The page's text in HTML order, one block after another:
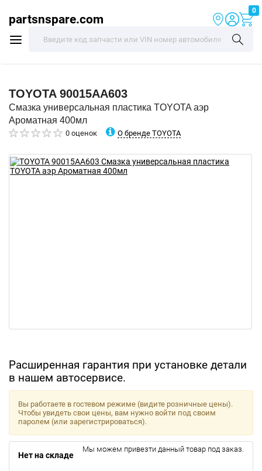
partsnspare.com
0
TOYOTA 90015AA603
Смазка универсальная пластика TOYOTA аэр
Ароматная 400мл
0 оценок О бренде TOYOTA
Расширенная гарантия при установке детали
в нашем автосервисе.
Вы работаете в гостевом режиме (видите розничные цены).
Чтобы увидеть свои цены, вам нужно войти под своим
паролем (или зарегистрироваться).
Нет на складе
Мы можем привезти данный товар под заказ.